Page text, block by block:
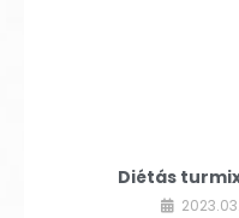
Diétás